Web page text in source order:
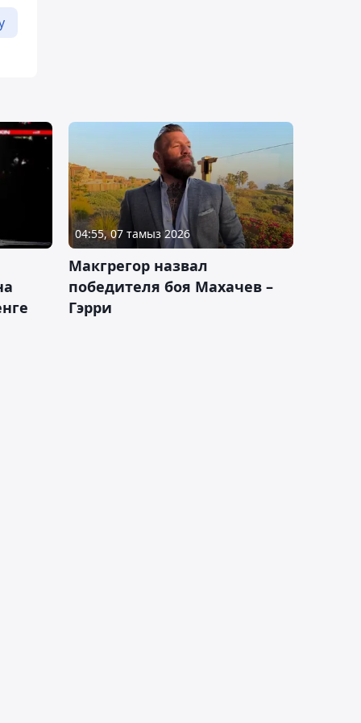
04:55, 07 тамыз 2026
Макгрегор назвал
победителя боя Махачев –
Гэрри